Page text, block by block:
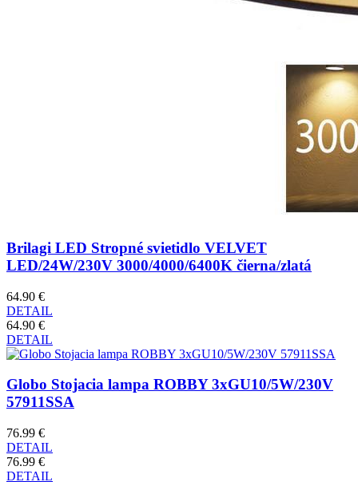
Brilagi LED Stropné svietidlo VELVET
LED/24W/230V 3000/4000/6400K čierna/zlatá
64.90 €
DETAIL
64.90 €
DETAIL
Globo Stojacia lampa ROBBY 3xGU10/5W/230V
57911SSA
76.99 €
DETAIL
76.99 €
DETAIL